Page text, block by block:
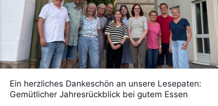
Ein herzliches Dankeschön an unsere Lesepaten:
Gemütlicher Jahresrückblick bei gutem Essen